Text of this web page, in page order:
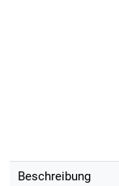
Beschreibung